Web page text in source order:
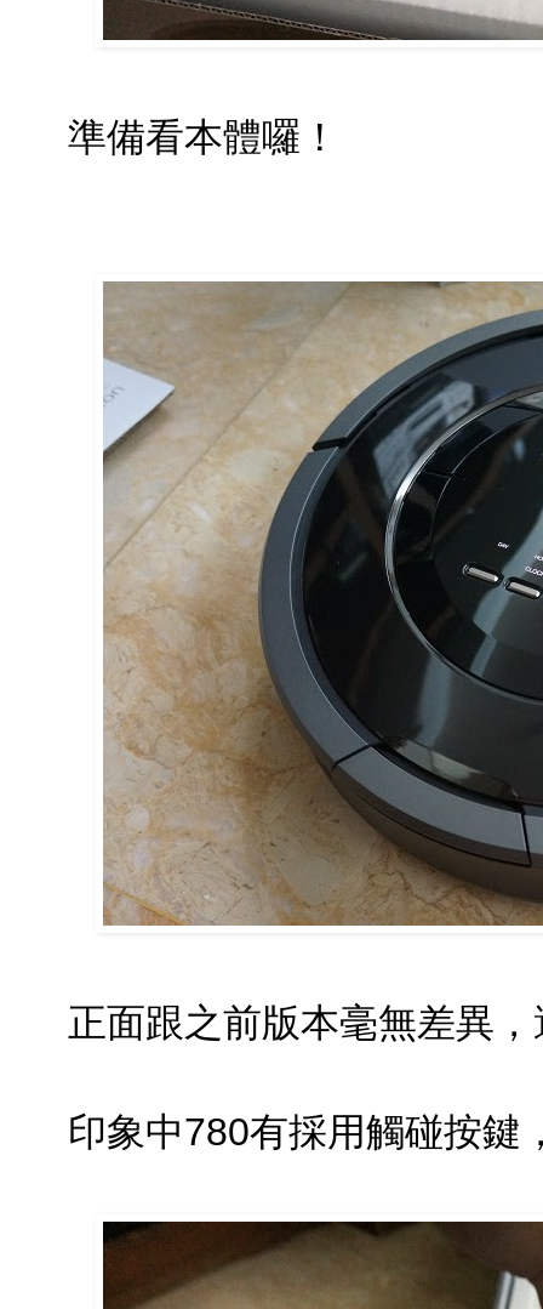
準備看本體囉！
正面跟之前版本毫無差異
印象中780有採用觸碰按鍵